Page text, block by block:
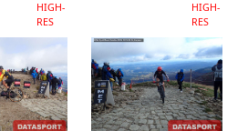
HIGH-
RES
HIGH-
RES